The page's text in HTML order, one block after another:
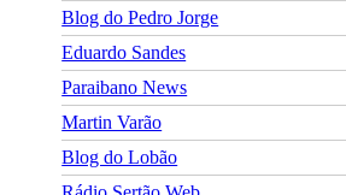
Blog do Pedro Jorge
Eduardo Sandes
Paraibano News
Martin Varão
Blog do Lobão